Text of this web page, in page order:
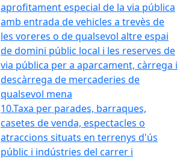
aprofitament especial de la via pública
amb entrada de vehicles a trevès de
les voreres o de qualsevol altre espai
de domini públic local i les reserves de
via pública per a aparcament, càrrega i
descàrrega de mercaderies de
qualsevol mena
10.Taxa per parades, barraques,
casetes de venda, espectacles o
atraccions situats en terrenys d'ús
públic i indústries del carrer i